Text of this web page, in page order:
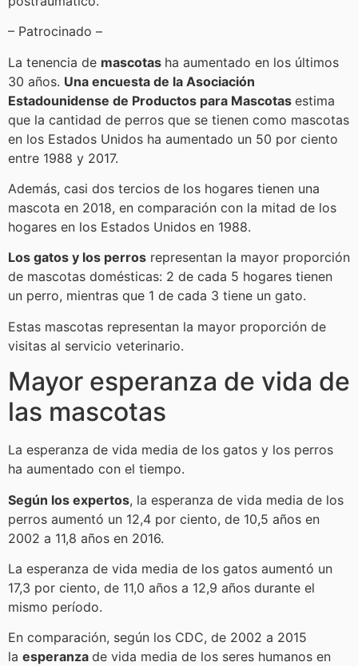
– Patrocinado –
La tenencia de mascotas ha aumentado en los últimos
30 años. Una encuesta de la Asociación
Estadounidense de Productos para Mascotas estima
que la cantidad de perros que se tienen como mascotas
en los Estados Unidos ha aumentado un 50 por ciento
entre 1988 y 2017.
Además, casi dos tercios de los hogares tienen una
mascota en 2018, en comparación con la mitad de los
hogares en los Estados Unidos en 1988.
Los gatos y los perros representan la mayor proporción
de mascotas domésticas: 2 de cada 5 hogares tienen
un perro, mientras que 1 de cada 3 tiene un gato.
Estas mascotas representan la mayor proporción de
visitas al servicio veterinario.
Mayor esperanza de vida de
las mascotas
La esperanza de vida media de los gatos y los perros
ha aumentado con el tiempo.
Según los expertos, la esperanza de vida media de los
perros aumentó un 12,4 por ciento, de 10,5 años en
2002 a 11,8 años en 2016.
La esperanza de vida media de los gatos aumentó un
17,3 por ciento, de 11,0 años a 12,9 años durante el
mismo período.
En comparación, según los CDC, de 2002 a 2015
la esperanza de vida media de los seres humanos en